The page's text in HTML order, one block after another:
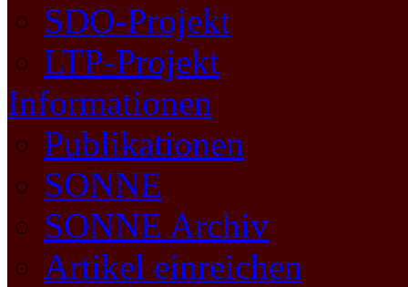
SDO-Projekt
LTP-Projekt
Informationen
Publikationen
SONNE
SONNE Archiv
Artikel einreichen